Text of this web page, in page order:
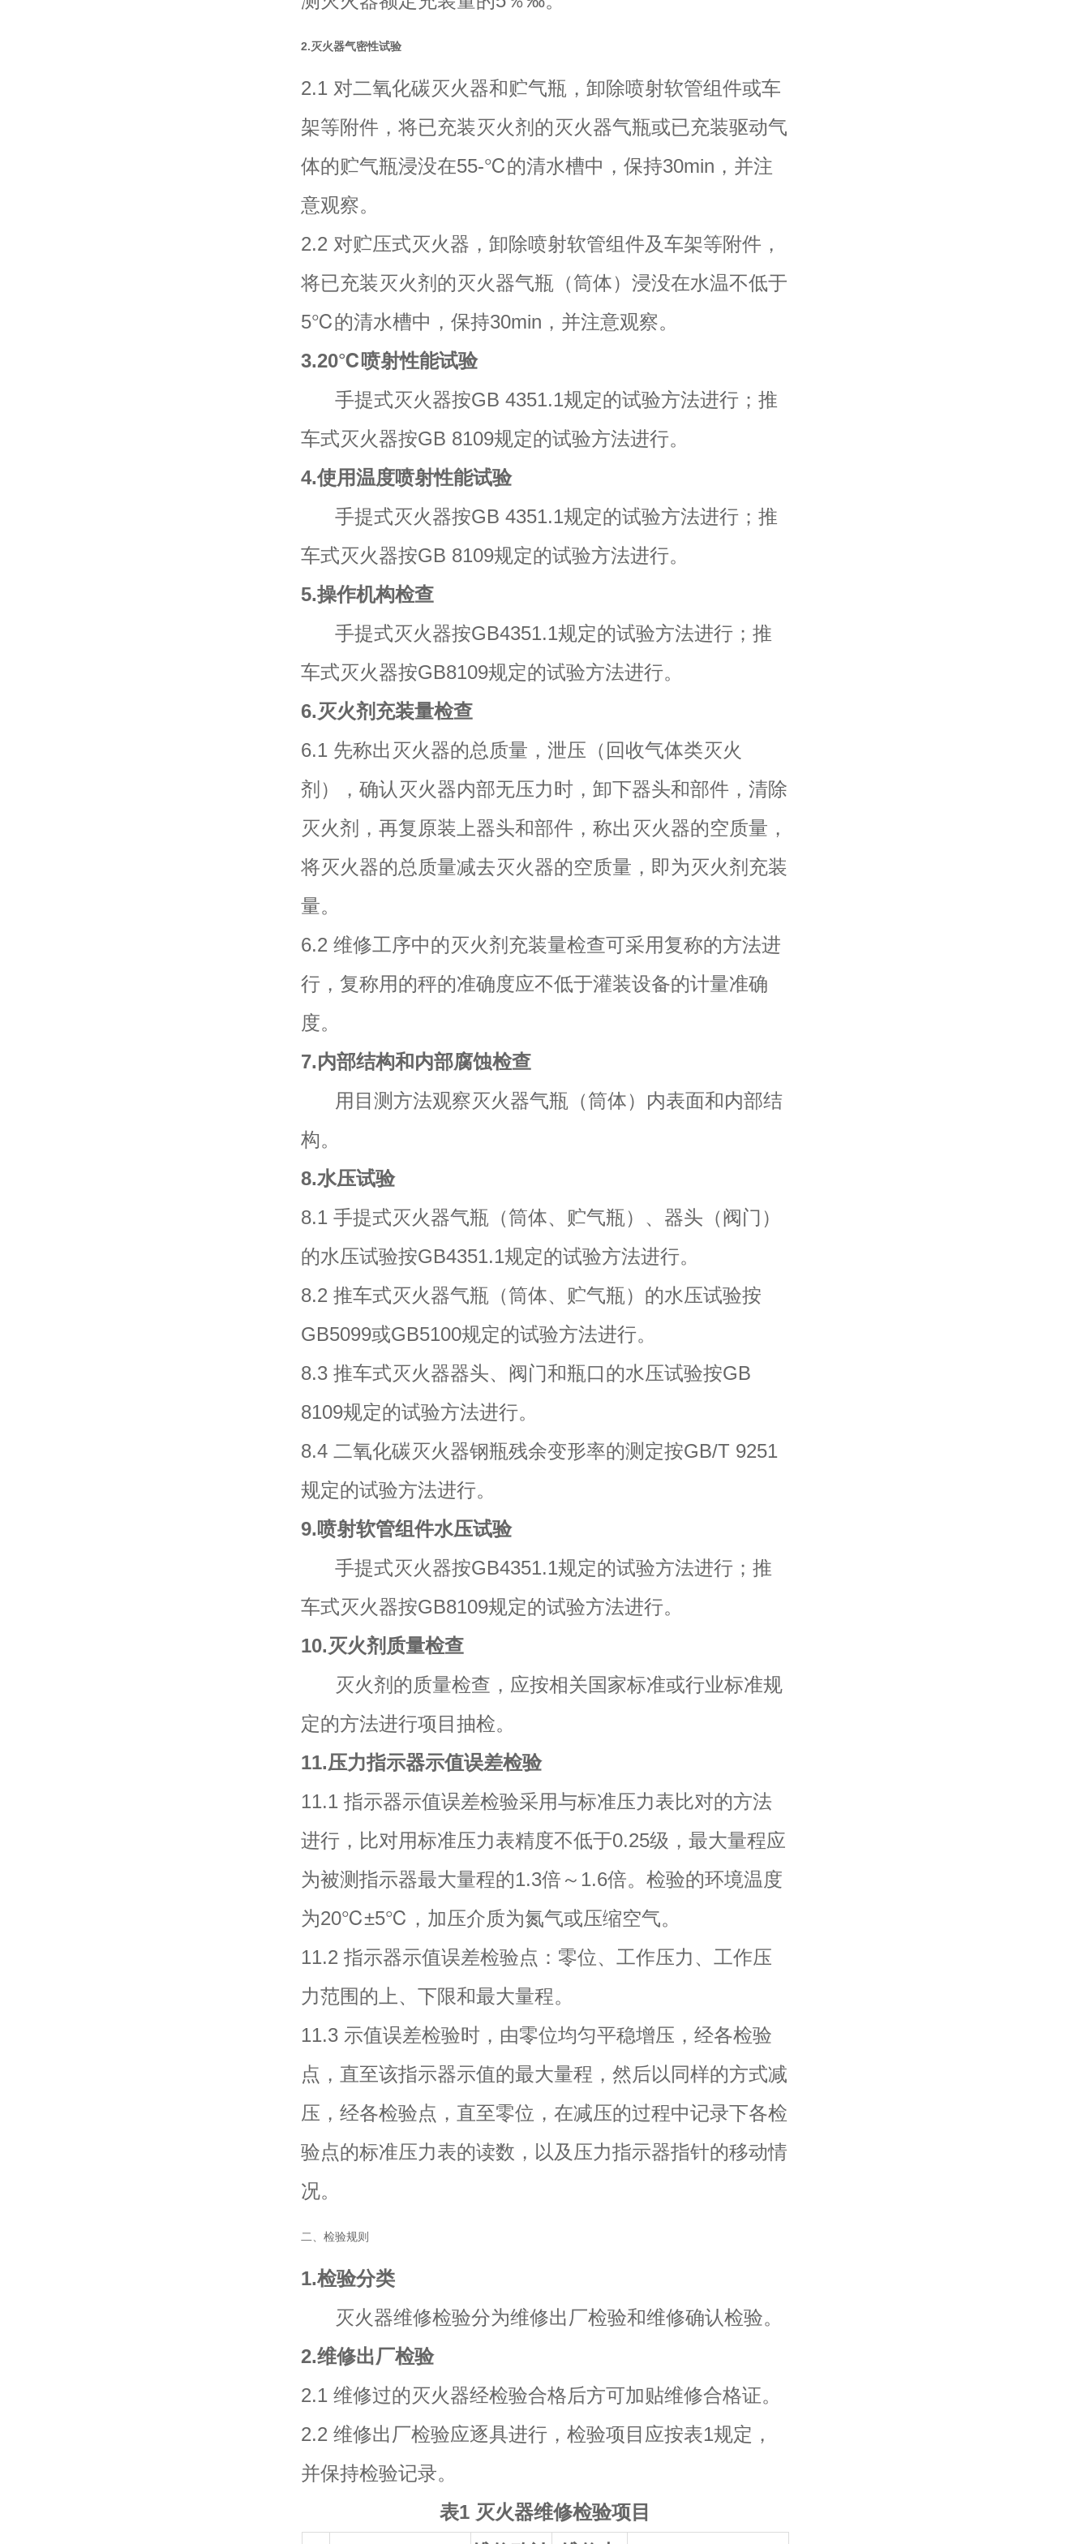
2.灭火器气密性试验
2.1 对二氧化碳灭火器和贮气瓶，卸除喷射软管组件或车
架等附件，将已充装灭火剂的灭火器气瓶或已充装驱动气
体的贮气瓶浸没在55-℃的清水槽中，保持30min，并注
意观察。
2.2 对贮压式灭火器，卸除喷射软管组件及车架等附件，
将已充装灭火剂的灭火器气瓶（筒体）浸没在水温不低于
5℃的清水槽中，保持30min，并注意观察。
3.20℃喷射性能试验
手提式灭火器按GB 4351.1规定的试验方法进行；推
车式灭火器按GB 8109规定的试验方法进行。
4.使用温度喷射性能试验
手提式灭火器按GB 4351.1规定的试验方法进行；推
车式灭火器按GB 8109规定的试验方法进行。
5.操作机构检查
手提式灭火器按GB4351.1规定的试验方法进行；推
车式灭火器按GB8109规定的试验方法进行。
6.灭火剂充装量检查
6.1 先称出灭火器的总质量，泄压（回收气体类灭火
剂），确认灭火器内部无压力时，卸下器头和部件，清除
灭火剂，再复原装上器头和部件，称出灭火器的空质量，
将灭火器的总质量减去灭火器的空质量，即为灭火剂充装
量。
6.2 维修工序中的灭火剂充装量检查可采用复称的方法进
行，复称用的秤的准确度应不低于灌装设备的计量准确
度。
7.内部结构和内部腐蚀检查
用目测方法观察灭火器气瓶（筒体）内表面和内部结
构。
8.水压试验
8.1 手提式灭火器气瓶（筒体、贮气瓶）、器头（阀门）
的水压试验按GB4351.1规定的试验方法进行。
8.2 推车式灭火器气瓶（筒体、贮气瓶）的水压试验按
GB5099或GB5100规定的试验方法进行。
8.3 推车式灭火器器头、阀门和瓶口的水压试验按GB
8109规定的试验方法进行。
8.4 二氧化碳灭火器钢瓶残余变形率的测定按GB/T 9251
规定的试验方法进行。
9.喷射软管组件水压试验
手提式灭火器按GB4351.1规定的试验方法进行；推
车式灭火器按GB8109规定的试验方法进行。
10.灭火剂质量检查
灭火剂的质量检查，应按相关国家标准或行业标准规
定的方法进行项目抽检。
11.压力指示器示值误差检验
11.1 指示器示值误差检验采用与标准压力表比对的方法
进行，比对用标准压力表精度不低于0.25级，最大量程应
为被测指示器最大量程的1.3倍～1.6倍。检验的环境温度
为20℃±5℃，加压介质为氮气或压缩空气。
11.2 指示器示值误差检验点：零位、工作压力、工作压
力范围的上、下限和最大量程。
11.3 示值误差检验时，由零位均匀平稳增压，经各检验
点，直至该指示器示值的最大量程，然后以同样的方式减
压，经各检验点，直至零位，在减压的过程中记录下各检
验点的标准压力表的读数，以及压力指示器指针的移动情
况。
二、检验规则
1.检验分类
灭火器维修检验分为维修出厂检验和维修确认检验。
2.维修出厂检验
2.1 维修过的灭火器经检验合格后方可加贴维修合格证。
2.2 维修出厂检验应逐具进行，检验项目应按表1规定，
并保持检验记录。
表1 灭火器维修检验项目